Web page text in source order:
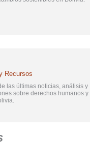
Recursos
las últimas noticias, análisis y
sobre derechos humanos y